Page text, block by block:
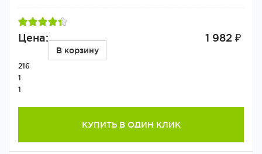
Цена: 1 982 ₽
В корзину
216
1
1
КУПИТЬ В ОДИН КЛИК